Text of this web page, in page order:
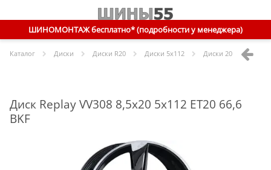
ШИНОМОНТАЖ бесплатно* (подробности у менеджера)
Каталог Диски Диски R20 Диски 5x112 Диски 20 5x112 ET20
Диск Replay VV308 8,5x20 5x112 ET20 66,6
BKF